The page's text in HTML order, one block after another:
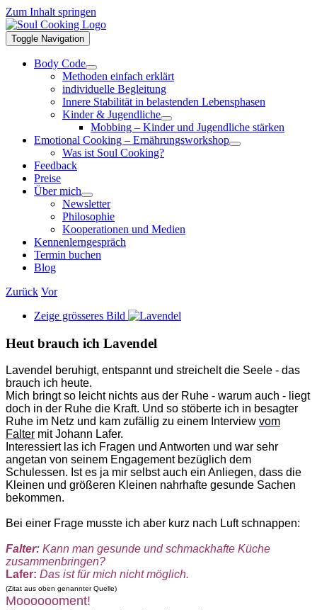
Zum Inhalt springen
Toggle Navigation
Body Code
Methoden einfach erklärt
individuelle Begleitung
Innere Stabilität in belastenden Lebensphasen
Kinder & Jugendliche
Mobbing – Kinder und Jugendliche stärken
Emotional Cooking – Ernährungsworkshop
Was ist Soul Cooking?
Feedback
Preise
Über mich
Newsletter
Philosophie
Kooperationen und Medien
Kennenlerngespräch
Termin buchen
Blog
Zurück Vor
Zeige grösseres Bild
Heut brauch ich Lavendel
Lavendel beruhigt, entspannt und streichelt die Seele - das
brauch ich heute.
Mich bringt so leicht nichts aus der Ruhe - warum auch - liegt
doch in der Ruhe die Kraft. Und so stöberte ich in besagter
Ruhe im Netz und kam zufällig zu einem Interview vom
Falter mit Johann Lafer.
Interessiert las ich Fragen und Antworten und war sehr
angetan von seinem Engagement bezüglich dem
Schulessen. Ist es ja mir selbst auch ein Anliegen, dass die
Kleinen und größeren Kleinen nahrhafte gesunde Sachen
bekommen.
Bei einer Frage musste ich aber kurz nach Luft schnappen:
Falter: Kann man gesunde und schmackhafte Küche
zusammenbringen?
Lafer: Das ist für mich nicht möglich.
(Zitat aus oben genannter Quelle)
Mooooooment!